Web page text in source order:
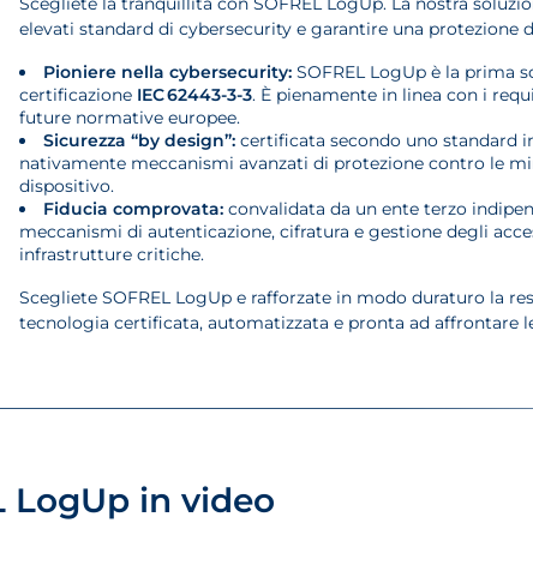
elevati standard di cybersecurity e garantire una protezione
Pioniere nella cybersecurity: SOFREL LogUp è la prima
certificazione IEC 62443-3-3. È pienamente in linea con i
future normative europee.
Sicurezza “by design”: certificata secondo uno standard
nativamente meccanismi avanzati di protezione contro le
dispositivo.
Fiducia comprovata: convalidata da un ente terzo
meccanismi di autenticazione, cifratura e gestione degli
infrastrutture critiche.
Scegliete SOFREL LogUp e rafforzate in modo duraturo la
tecnologia certificata, automatizzata e pronta ad affrontare
LogUp in video